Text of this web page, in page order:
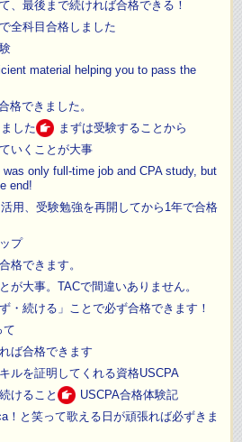
、最後まで続ければ合格できる！
全科目合格しました
material helping you to pass the
格できました。
した
まずは受験することから
いくことが大事
only full-time job and CPA study, but
end!
用、受験勉強を再開してから1年で合格
プ
格できます。
が大事。TACで間違いありません。
・続ける」ことで必ず合格できます！
て
ば合格できます
ルを証明してくれる資格USCPA
けること
USCPA合格体験記
！と笑って歌える日が頑張れば必ずきま